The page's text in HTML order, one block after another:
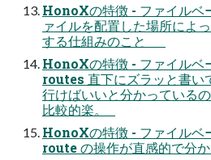
HonoXの特徴 - ファイル
ァイルを配置した場所によ
する仕組みのこと
HonoXの特徴 - ファイル
routes 直下にズラッと書
行けばいいと分かっている
比較的楽。
HonoXの特徴 - ファイル
route の操作が直感的で